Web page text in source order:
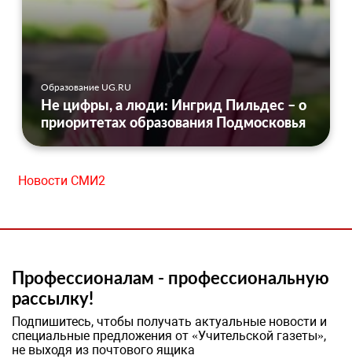
Образование UG.RU
Не цифры, а люди: Ингрид Пильдес – о
приоритетах образования Подмосковья
Новости СМИ2
Профессионалам - профессиональную
рассылку!
Подпишитесь, чтобы получать актуальные новости и
специальные предложения от «Учительской газеты»,
не выходя из почтового ящика